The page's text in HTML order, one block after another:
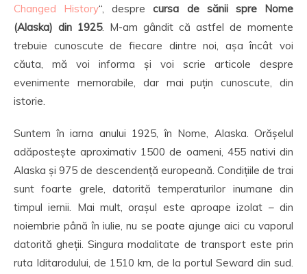
Changed History“, desprecursa de sănii spre Nome
(Alaska) din 1925. M-am gândit că astfel de momente
trebuie cunoscute de fiecare dintre noi, așa încât voi
căuta, mă voi informa și voi scrie articole despre
evenimente memorabile, dar mai puțin cunoscute, din
istorie.
Suntem în iarna anului 1925, în Nome, Alaska. Orășelul
adăpostește aproximativ 1500 de oameni, 455 nativi din
Alaska și 975 de descendență europeană. Condițiile de trai
sunt foarte grele, datorită temperaturilor inumane din
timpul iernii. Mai mult, orașul este aproape izolat – din
noiembrie până în iulie, nu se poate ajunge aici cu vaporul
datorită gheții. Singura modalitate de transport este prin
ruta Iditarodului, de 1510 km, de la portul Seward din sud.